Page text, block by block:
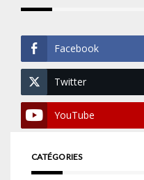
Facebook
Twitter
YouTube
CATÉGORIES